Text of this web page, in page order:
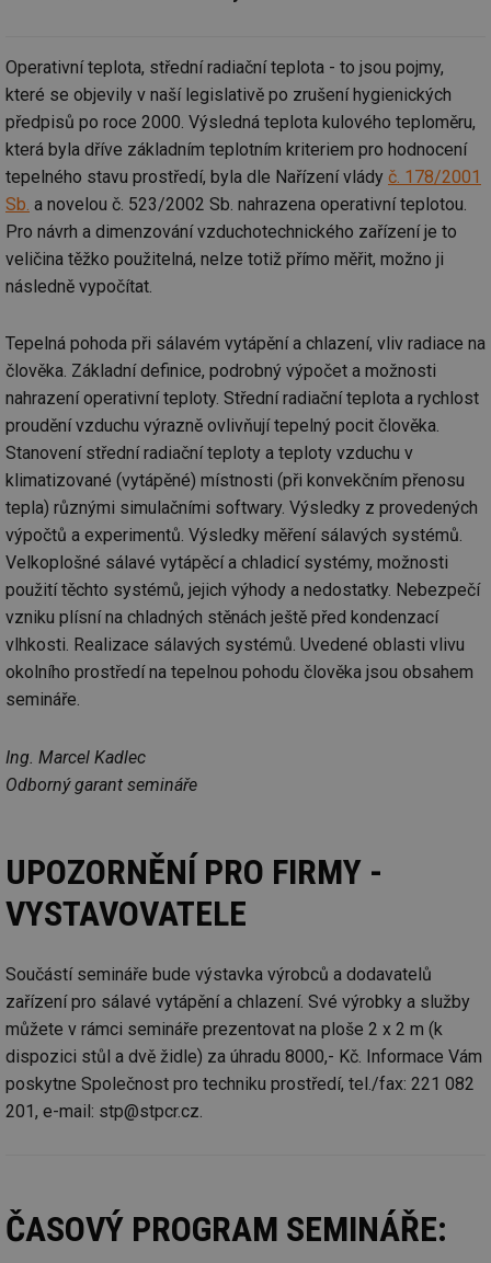
Operativní teplota, střední radiační teplota - to jsou pojmy,
které se objevily v naší legislativě po zrušení hygienických
předpisů po roce 2000. Výsledná teplota kulového teploměru,
která byla dříve základním teplotním kriteriem pro hodnocení
tepelného stavu prostředí, byla dle Nařízení vlády č. 178/2001
Sb. a novelou č. 523/2002 Sb. nahrazena operativní teplotou.
Pro návrh a dimenzování vzduchotechnického zařízení je to
veličina těžko použitelná, nelze totiž přímo měřit, možno ji
následně vypočítat.
Tepelná pohoda při sálavém vytápění a chlazení, vliv radiace na
člověka. Základní definice, podrobný výpočet a možnosti
nahrazení operativní teploty. Střední radiační teplota a rychlost
proudění vzduchu výrazně ovlivňují tepelný pocit člověka.
Stanovení střední radiační teploty a teploty vzduchu v
klimatizované (vytápěné) místnosti (při konvekčním přenosu
tepla) různými simulačními softwary. Výsledky z provedených
výpočtů a experimentů. Výsledky měření sálavých systémů.
Velkoplošné sálavé vytápěcí a chladicí systémy, možnosti
použití těchto systémů, jejich výhody a nedostatky. Nebezpečí
vzniku plísní na chladných stěnách ještě před kondenzací
vlhkosti. Realizace sálavých systémů. Uvedené oblasti vlivu
okolního prostředí na tepelnou pohodu člověka jsou obsahem
semináře.
Ing. Marcel Kadlec
Odborný garant semináře
UPOZORNĚNÍ PRO FIRMY -
VYSTAVOVATELE
Součástí semináře bude výstavka výrobců a dodavatelů
zařízení pro sálavé vytápění a chlazení. Své výrobky a služby
můžete v rámci semináře prezentovat na ploše 2 x 2 m (k
dispozici stůl a dvě židle) za úhradu 8000,- Kč. Informace Vám
poskytne Společnost pro techniku prostředí, tel./fax: 221 082
201, e-mail: stp@stpcr.cz.
ČASOVÝ PROGRAM SEMINÁŘE: